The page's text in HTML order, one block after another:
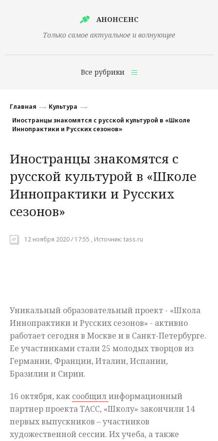
АНОНСЕНС
Только самое актуальное и волнующее
Все рубрики
Финансы
Наука
Культура
Общество
Политика
Мнения
Главная
Культура
Иностранцы знакомятся с русской культурой в «Школе
Иннопрактики и Русских сезонов»
Иностранцы знакомятся с
русской культурой в «Школе
Иннопрактики и Русских
сезонов»
12 ноября 2020 / 17:55 , Источник: tass.ru
Уникальный образовательный проект - «Школа
Иннопрактики и Русских сезонов» - активно
работает сегодня в Москве и в Санкт-Петербурге.
Ее участниками стали 25 молодых творцов из
Германии, Франции, Италии, Испании,
Бразилии и Сирии.
16 октября, как сообщилинформационный
партнер проекта ТАСС, «Школу» закончили 14
первых выпускников – участников
художественной сессии. Их учеба, а также